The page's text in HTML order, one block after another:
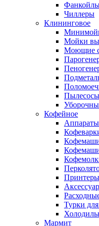
Чиллеры
Клининговое
Мойки
Моющие
Пылесосы
Кофейное
Аппараты
Турки
Мармит